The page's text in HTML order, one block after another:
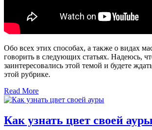
Обо всех этих способах, а также о видах
говорить в следующих статьях. Надеюсь,
заинтересовались этой темой и будете
этой рубрике.
Read More
Как узнать цвет своей ауры